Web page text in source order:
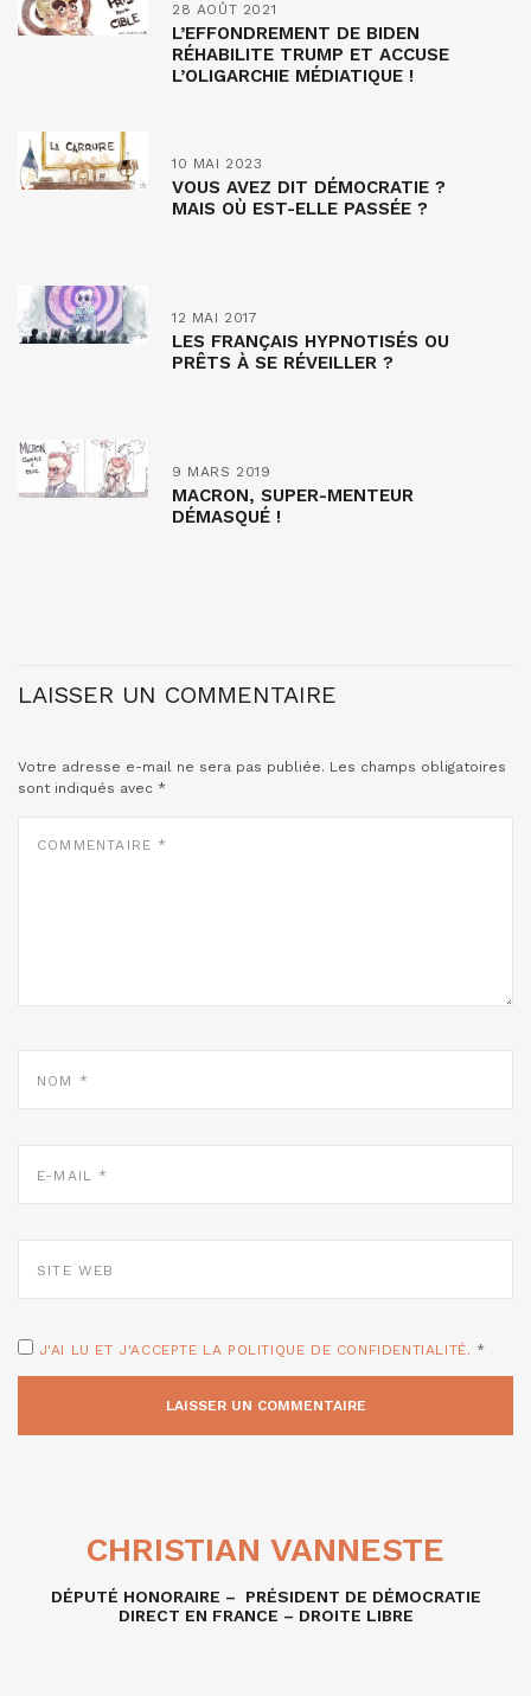
28 AOÛT 2021
L’EFFONDREMENT DE BIDEN
RÉHABILITE TRUMP ET ACCUSE
L’OLIGARCHIE MÉDIATIQUE !
10 MAI 2023
VOUS AVEZ DIT DÉMOCRATIE ?
MAIS OÙ EST-ELLE PASSÉE ?
12 MAI 2017
LES FRANÇAIS HYPNOTISÉS OU
PRÊTS À SE RÉVEILLER ?
9 MARS 2019
MACRON, SUPER-MENTEUR
DÉMASQUÉ !
LAISSER UN COMMENTAIRE
Votre adresse e-mail ne sera pas publiée. Les champs obligatoires
sont indiqués avec *
MAIL
WEB
J'AI LU ET J'ACCEPTE LA POLITIQUE DE CONFIDENTIALITÉ. *
CHRISTIAN VANNESTE
DÉPUTÉ HONORAIRE – PRÉSIDENT DE DÉMOCRATIE
DIRECT EN FRANCE – DROITE LIBRE